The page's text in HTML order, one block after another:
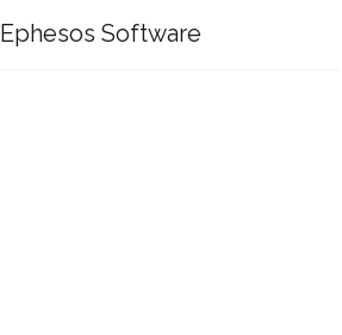
Ephesos Software